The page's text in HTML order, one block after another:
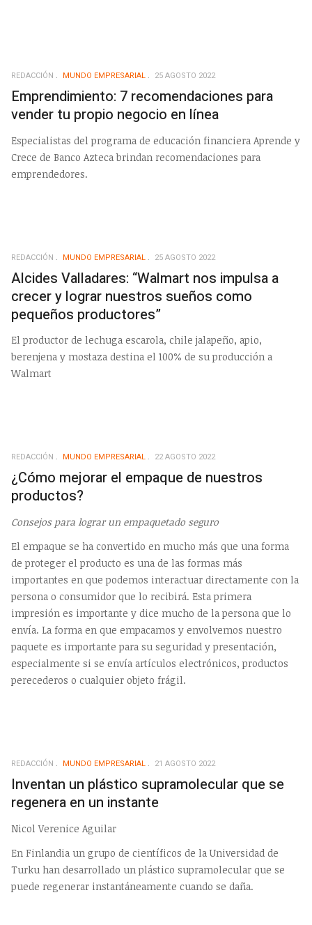
REDACCIÓN MUNDO EMPRESARIAL 25 AGOSTO 2022
Emprendimiento: 7 recomendaciones para
vender tu propio negocio en línea
Especialistas del programa de educación financiera Aprende y
Crece de Banco Azteca brindan recomendaciones para
emprendedores.
REDACCIÓN MUNDO EMPRESARIAL 25 AGOSTO 2022
Alcides Valladares: “Walmart nos impulsa a
crecer y lograr nuestros sueños como
pequeños productores”
El productor de lechuga escarola, chile jalapeño, apio,
berenjena y mostaza destina el 100% de su producción a
Walmart
REDACCIÓN MUNDO EMPRESARIAL 22 AGOSTO 2022
¿Cómo mejorar el empaque de nuestros
productos?
Consejos para lograr un empaquetado seguro
El empaque se ha convertido en mucho más que una forma
de proteger el producto es una de las formas más
importantes en que podemos interactuar directamente con la
persona o consumidor que lo recibirá. Esta primera
impresión es importante y dice mucho de la persona que lo
envía. La forma en que empacamos y envolvemos nuestro
paquete es importante para su seguridad y presentación,
especialmente si se envía artículos electrónicos, productos
perecederos o cualquier objeto frágil.
REDACCIÓN MUNDO EMPRESARIAL 21 AGOSTO 2022
Inventan un plástico supramolecular que se
regenera en un instante
Nicol Verenice Aguilar
En Finlandia un grupo de científicos de la Universidad de
Turku han desarrollado un plástico supramolecular que se
puede regenerar instantáneamente cuando se daña.